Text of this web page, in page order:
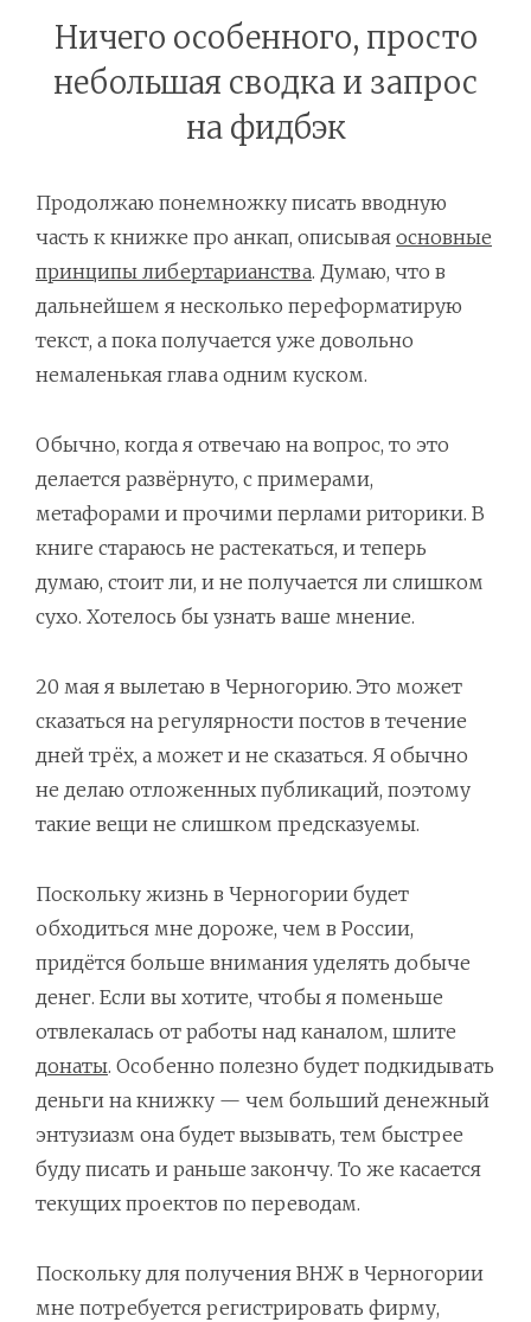
2-4 Университет Адама Смита
2-5 Открываем ворота
2-6 Продаём улицы
2-8 Первый шаг
2-9 Контратака
2-10 Как могло бы быть
2-13 Права детей
2-14 Ползучий капитализм
2-15 Если вам это нужно, просто купите
2-16 Редкие — значит, исчерпаемые
2-18 Картечью по друзьям социализма
3-0 Анархия это не хаос
3-1 Что есть анархия, Что есть государство
3-4 Либертарен ли анархо-капитализм
3-6 Социализм, ограниченное государство, анархия и бикини
3-7 Национальная оборона серьёзная проблема
3-8 В чём прогноз сводится к спекуляции
3-9 Почему именно анархия
Ничего особенного, просто
небольшая сводка и запрос
на фидбэк
Продолжаю понемножку писать вводную
часть к книжке про анкап, описывая основные
принципы либертарианства. Думаю, что в
дальнейшем я несколько переформатирую
текст, а пока получается уже довольно
немаленькая глава одним куском.
Обычно, когда я отвечаю на вопрос, то это
делается развёрнуто, с примерами,
метафорами и прочими перлами риторики. В
книге стараюсь не растекаться, и теперь
думаю, стоит ли, и не получается ли слишком
сухо. Хотелось бы узнать ваше мнение.
20 мая я вылетаю в Черногорию. Это может
сказаться на регулярности постов в течение
дней трёх, а может и не сказаться. Я обычно
не делаю отложенных публикаций, поэтому
такие вещи не слишком предсказуемы.
Поскольку жизнь в Черногории будет
обходиться мне дороже, чем в России,
придётся больше внимания уделять добыче
денег. Если вы хотите, чтобы я поменьше
отвлекалась от работы над каналом, шлите
донаты. Особенно полезно будет подкидывать
деньги на книжку — чем больший денежный
энтузиазм она будет вызывать, тем быстрее
буду писать и раньше закончу. То же касается
текущих проектов по переводам.
Поскольку для получения ВНЖ в Черногории
мне потребуется регистрировать фирму,